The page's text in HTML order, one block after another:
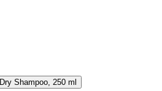
Shampoo, 250 ml